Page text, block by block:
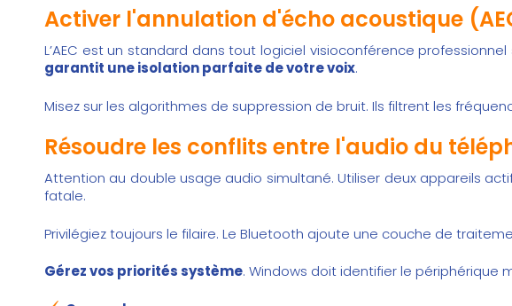
Activer l'annulation d'écho acoustique
L’AEC est un standard dans tout logiciel visioconférence professionnel
garantit une isolation parfaite de votre voix.
Misez sur les algorithmes de suppression de bruit. Ils filtrent les
Résoudre les conflits entre l'audio du
Attention au double usage audio simultané. Utiliser deux appareils
fatale.
Privilégiez toujours le filaire. Le Bluetooth ajoute une couche de
Gérez vos priorités système. Windows doit identifier le périphérique